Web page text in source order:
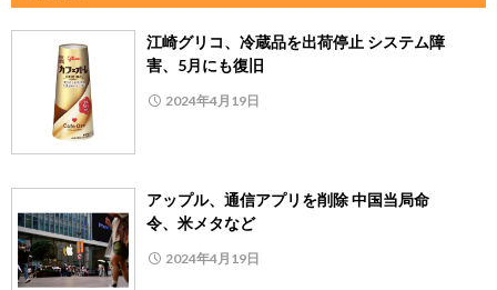
江崎グリコ、冷蔵品を出荷停止 システム障
害、5月にも復旧
2024年4月19日
アップル、通信アプリを削除 中国当局命
令、米メタなど
2024年4月19日